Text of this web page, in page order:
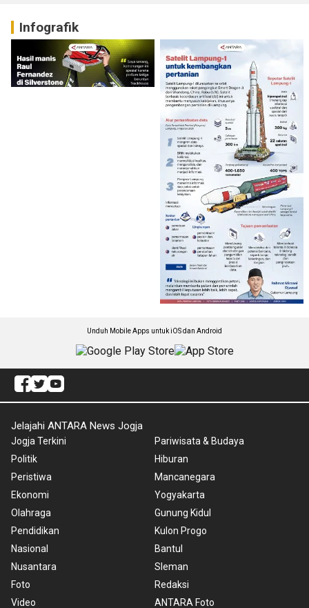
Infografik
Unduh Mobile Apps untuk iOS dan Android
Jelajahi ANTARA News Jogja
Jogja Terkini
Politik
Peristiwa
Ekonomi
Olahraga
Pendidikan
Nasional
Nusantara
Foto
Video
Pariwisata & Budaya
Hiburan
Mancanegara
Yogyakarta
Gunung Kidul
Kulon Progo
Bantul
Sleman
Redaksi
ANTARA Foto